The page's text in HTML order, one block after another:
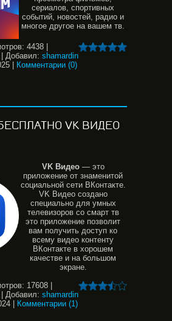
сериалов, спортивных
событий, новостей, радио и
многое другое на вашем тв.
4438
Добавил: shamardin
Комментарии (0)
VK ВИДЕО
VK Видео— это
приложение от знаменитой
социальной сети ВКонтакте.
VK Видео создано
специально для умных
телевизоров со смарт тв
это приложение позволит
вам получить доступ ко
всему видео контенту
ВКонтакте в хорошем
качестве и на большом
экране.
17608
Добавил: shamardin
Комментарии (1)